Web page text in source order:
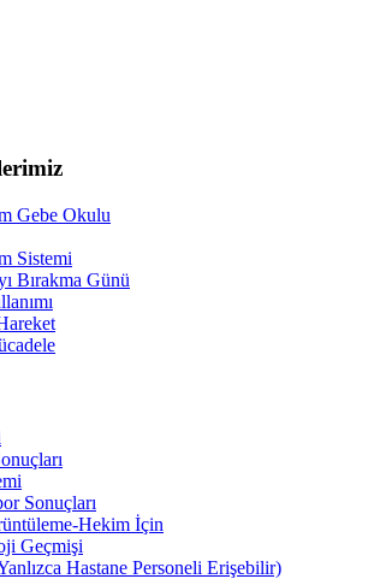
Gebe Okulu
Sistemi
Bırakma Günü
Sonuçları
Hekim İçin
Geçmişi
Hastane Personeli Erişebilir)